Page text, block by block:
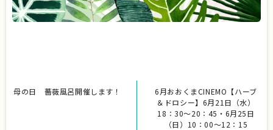
母の日 薔薇風呂開催します！
6月おおくまCINEMO【ハーブ
＆ドロシー】6月21日（水）
18：30～20：45・6月25日
（日）10：00～12：15